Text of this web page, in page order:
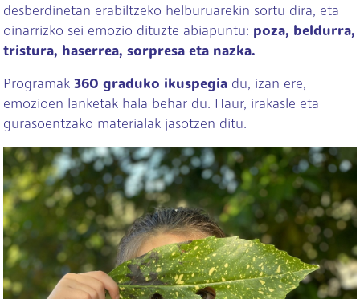
desberdinetan erabiltzeko helburuarekin sortu dira, eta
oinarrizko sei emozio dituzte abiapuntu: poza, beldurra,
tristura, haserrea, sorpresa eta nazka.
Programak 360 graduko ikuspegia du, izan ere,
emozioen lanketak hala behar du. Haur, irakasle eta
gurasoentzako materialak jasotzen ditu.